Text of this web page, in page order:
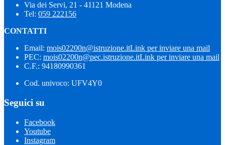
Via dei Servi, 21 - 41121 Modena
Tel: 059 222156
CONTATTI
Email: mois02200n@istruzione.itLink per inviare una mail
PEC: mois02200n@pec.istruzione.itLink per inviare una mail
C.F.: 94180990361
Cod. univoco: UFV4Y0
Seguici su
Facebook
Youtube
Instagram